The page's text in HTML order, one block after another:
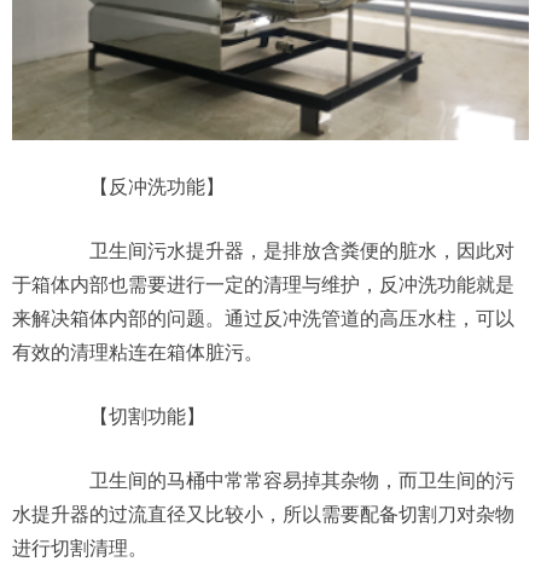
【反冲洗功能】
卫生间污水提升器，是排放含粪便的脏水，因此对
于箱体内部也需要进行一定的清理与维护，反冲洗功能就是
来解决箱体内部的问题。通过反冲洗管道的高压水柱，可以
有效的清理粘连在箱体脏污。
【切割功能】
卫生间的马桶中常常容易掉其杂物，而卫生间的污
水提升器的过流直径又比较小，所以需要配备切割刀对杂物
进行切割清理。